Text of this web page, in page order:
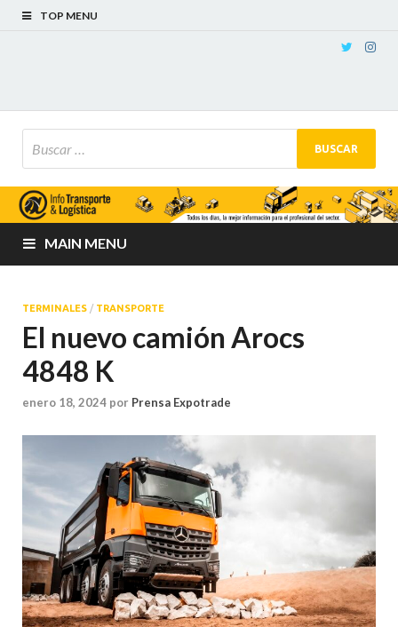
TOP MENU
MAIN MENU
TERMINALES / TRANSPORTE
El nuevo camión Arocs
4848 K
enero 18, 2024 por Prensa Expotrade